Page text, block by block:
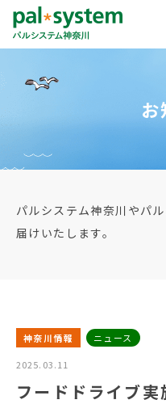
パルシステム神奈川やパ
届けいたします。
神奈川情報 ニュース
2025.03.11
フードドライブ